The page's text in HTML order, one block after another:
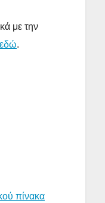
με την
εδώ.
πίνακα